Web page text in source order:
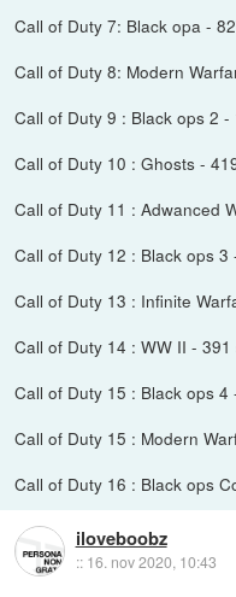
Call of Duty 7: Black opa -
Call of Duty 8: Modern
Call of Duty 9 : Black ops 2 -
Call of Duty 10 : Ghosts -
Call of Duty 11 : Adwanced
Call of Duty 12 : Black ops 3
Call of Duty 13 : Infinite
Call of Duty 14 : WW II - 391
Call of Duty 15 : Black ops 4
Call of Duty 15 : Modern
Call of Duty 16 : Black ops
iloveboobz
:: 16. nov 2020, 10:43